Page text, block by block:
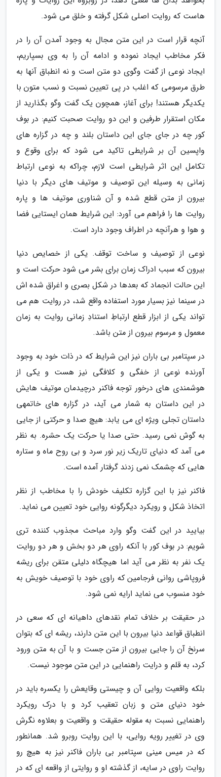
هاست که روایت اصلی شکل گرفته و خلق می شود.
آنچه قرار است در این متن مجال به وجود آمدن آن را در
فکر مخاطب ایجاد نموده و ادامه آن را به وی بسپاریم،
ایجاد نوعی از گفت وگوی دو متن است و نه انطباق آنها به
طرق مرسومی که اغلب در پی تعیین نسبت و نسب متون با
یکدیگر هستند! برای آغاز، همچون یک گفت وگو بگذارید از
مکان استقرار طرفین و این دو روایت صحبت کنیم: در بوف
کور چه در جای جای این داستان بلند و چه در گزاره های
واپسین آن بر شرایطی تاکید می شود که برای وقوع و
تکامل این اثر شرایطی است لازم، چراکه به نوعی ارتباط
زمانی به وسیله این توصیف و موتیف های دیگر با دنیا
بیرون از متن قطع شده و آن شناوری موتیف ها و پاره
روایت ها را فراهم می آورد: این شرایط همان ایستایی فضا
و هوا و هرآنچه در اطراف وجود دارد است.
نوعی از توصیف و ساخت توقف. یکی از خصایص دنیا
بیرون که سبب ادراک زمان برای بشر می شود حرکت است و
این حالت انجماد که بعدها در شکل بصری و اغراق شده اش
در سینما نیز بسیار مورد استفاده واقع شد، در روایت هم می
تواند یکی از ابزار قطع ارتباطِ استنادِ زمانی روایت به زمان
معمول و مرسوم بیرون از متن باشد.
در سپتامبر بی باران نیز این شرایط که در ذات خود به وجود
آورنده نوعی از خفگی و کلافگی نیز هست و یکی از
هوشمندی های درخور توجه فاکنر درچیدمان موتیف هایش
در این داستان به شمار می آید، در گزاره های خاتمهی
داستان تجلی ویژه ای می یابد: هیچ صدا و حرکتی از جایی
به گوش نمی رسید. حتی صدا یا حرکت یک حشره. به نظر
می آمد که دنیای تاریک زیر نور سرد و بی روح ماه و ستاره
هایی که چشمک نمی زدند گرفتار آمده است.
فاکنر نیز با این گزاره تکلیف خودش را با مخاطب از نظر
اتخاذ شکل و رویکرد دیگرگونه روایی خود تعیین می نماید.
بیایید در این گفت وگو وارد مباحث مجذوب کننده تری
شویم: در بوف کور با آنکه راوی هر دو بخش و هر دو روایت
یک نفر به نظر می آید اما هیچگاه دلیلی متقن برای ریشه
فروپاشی روانی فرجامین که راوی خود با توصیف خویش به
خود منسوب می نماید ارایه نمی شود.
در حقیقت بر خلاف تمام نقدهای داهیانه ای که سعی در
انطباق قواعد دنیا بیرون با این متن دارند، ریشه ای که بتوان
سرنخ آن را جایی بیرون از متن جست و با آن به متن ورود
کرد، به قلم و درایت راهنمایی در این متن موجود نیست.
بلکه واقعیت روایی آن و چیستی وقایعش را یکسره باید در
خود دنیای متن و زبان تعقیب کرد و با درک رویکرد
راهنمایی نسبت به مقوله حقیقت و واقعیت و بعلاوه نگرش
وی در تغییر رویه روایی، با این روایت روبرو شد. همانطور
که در میس مینی سپتامبر بی باران فاکنر نیز به هیچ رو
روایت راوی در سایه، از گذشته او و روایتی از واقعه ای که در